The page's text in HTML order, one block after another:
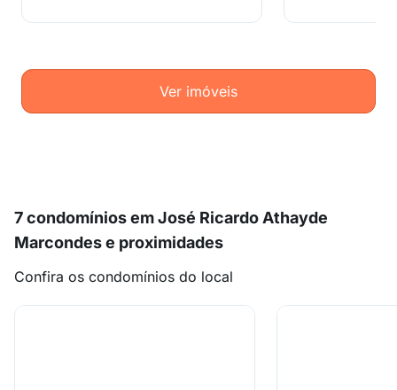
Ver imóveis
7 condomínios em José Ricardo Athayde
Marcondes e proximidades
Confira os condomínios do local